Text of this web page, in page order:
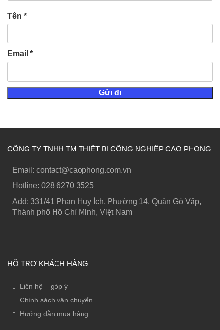
Tên *
Email *
CÔNG TY TNHH TM THIẾT BỊ CÔNG NGHIỆP CAO PHONG
Email: contact@caophong.com.vn
Hotline: ‭028 6270 3525
Add: 331/41 Phan Huy Ích, Phường 14, Quận Gò Vấp,
Thành phố Hồ Chí Minh, Việt Nam
HỖ TRỢ KHÁCH HÀNG
Liên hệ – góp ý
Chính sách vận chuyển
Hướng dẫn mua hàng